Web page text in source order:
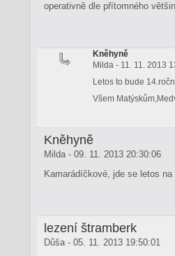
operativně dle přítomného
Kněhyně
Milda - 11. 11. 2013
Letos to bude
Všem
Kněhyně
Milda - 09. 11. 2013 20:30:06
Kamarádíčkové, jde se letos
lezení štramberk
Důša - 05. 11. 2013 19:50:01